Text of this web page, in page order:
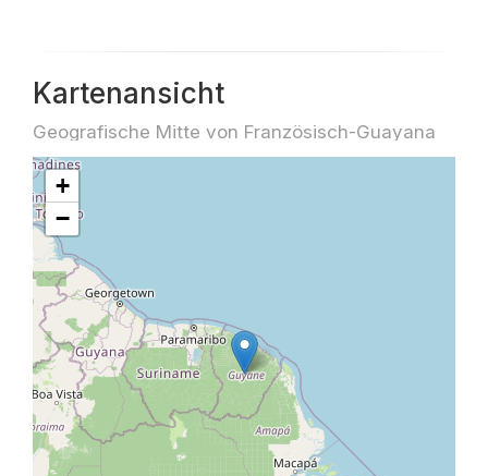
Kartenansicht
Geografische Mitte von Französisch-Guayana
+
−